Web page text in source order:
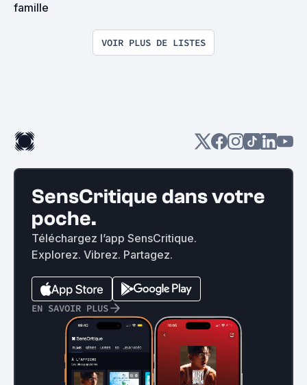
famille
VOIR PLUS DE LISTES
SensCritique dans votre
poche.
Téléchargez l’app SensCritique.
Explorez. Vibrez. Partagez.
EN SAVOIR PLUS